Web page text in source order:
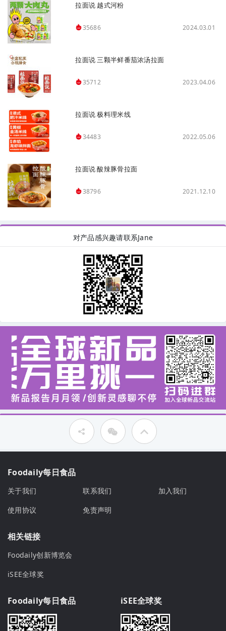
拉面说 越式河粉
35686 2024.03.01
拉面说 三颗半鲜番茄浓汤拉面
35712 2023.04.06
拉面说 极料理米线
34483 2022.05.06
拉面说 酸辣豚骨拉面
38796 2021.12.10
对产品感兴趣请联系Jane
Foodaily每日食品
关于我们 联系我们
加入我们
使用协议
免责声明
相关链接
Foodaily创新博览会
iSEE全球奖
Foodaily每日食品 iSEE全球奖